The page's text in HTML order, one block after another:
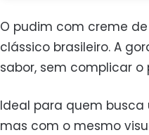
O pudim com creme
clássico brasileiro. A
sabor, sem complicar o
Ideal para quem
mas com o mesmo